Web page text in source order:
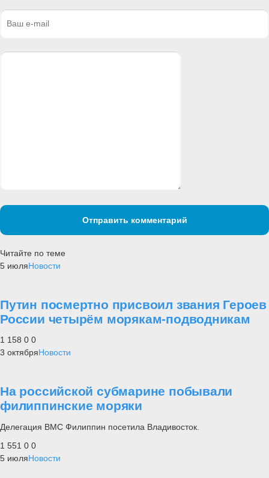
Отправить комментарий
Читайте по теме
5 июляНовости
Путин посмертно присвоил звания Героев
России четырём морякам-подводникам
1 158 0 0
3 октябряНовости
На российской субмарине побывали
филиппинские моряки
Делегация ВМС Филиппин посетила Владивосток.
1 551 0 0
5 июляНовости